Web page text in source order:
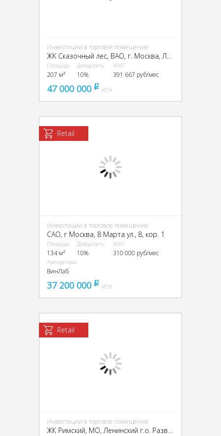
Инвестиции в торговое помещение
ЖK Сказoчный лec, ВАО, г. Москва, Лосиноостровская ул., вл.45к2
Площадь
207 м²
Доходность
10%
МАП
391 667 руб/мес
47 000 000 pуб
УСН
Retail
Инвестиции в торговое помещение
CАО, г Москва, 8 Марта ул., 8, кор. 1
Площадь
134 м²
Доходность
10%
МАП
310 000 руб/мес
Арендаторы
ВинЛаб
37 200 000 pуб
УСН
Retail
Инвестиции в торговое помещение
ЖК Римский, МО, Ленинский г.о. Развилка пос., Римский пр-д, 8